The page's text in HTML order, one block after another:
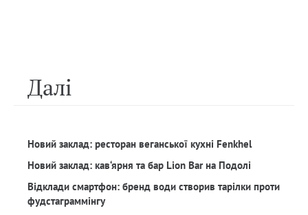
Далi
Новий заклад: ресторан веганської кухні Fenkhel
Новий заклад: кав‘ярня та бар Lion Bar на Подолі
Відклади смартфон: бренд води створив тарілки проти
фудстаграммінгу